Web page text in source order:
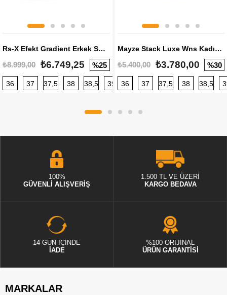
Rs-X Efekt Gradient Erkek Sneaker
₺8.999,00 ₺6.749,25 %25
36 37 37,5 38 38,5 39 40 40,5 41 42 42,5
Mayze Stack Luxe Wns Kadın Sneaker
₺5.400,00 ₺3.780,00 %30
36 37 37,5 38 38,5
100%
GÜVENLİ ALIŞVERİŞ
1.500 TL VE ÜZERİ
KARGO BEDAVA
14 GÜN İÇİNDE
İADE
%100 ORİJİNAL
ÜRÜN GARANTİSİ
MARKALAR